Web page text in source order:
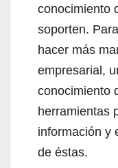
conocimiento
soporten.
hacer más
empresarial,
conocimiento
herramientas
información y
de éstas.